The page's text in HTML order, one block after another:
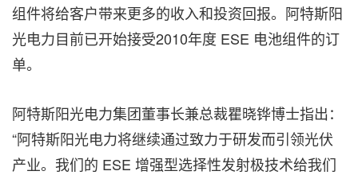
组件将给客户带来更多的收入和投资回报。阿特斯阳
光电力目前已开始接受2010年度 ESE 电池组件的订
单。
阿特斯阳光电力集团董事长兼总裁瞿晓铧博士指出：
“阿特斯阳光电力将继续通过致力于研发而引领光伏
产业。我们的 ESE 增强型选择性发射极技术给我们